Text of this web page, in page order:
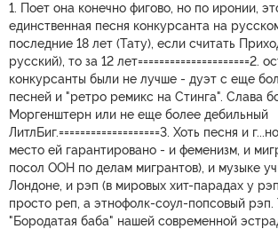
1. Поет она конечно фигово, но по иронии,
единственная песня конкурсанта на
последние 18 лет (Тату), если считать
русский), то за 12 лет=====================2.
конкурсанты были не лучше - дуэт с еще
песней и "ретро ремикс на Стинга". Слава
Моргенштерн или не еще более дебильный
ЛитлБиг.===================3. Хоть песня и
место ей гарантировано - и феменизм, и
посол ООН по делам мигрантов), и музыке
Лондоне, и рэп (в мировых хит-парадах у
просто реп, а этнофолк-соул-попсовый рэп.
"Бородатая баба" нашей современной